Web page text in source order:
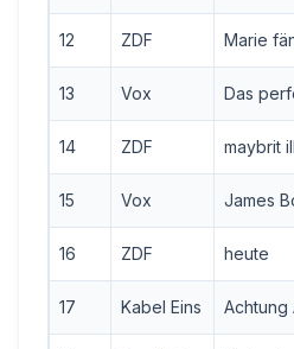
12 ZDF Marie
13 Vox Das
14 ZDF maybrit
15 Vox James
16 ZDF heute
17 Kabel Eins